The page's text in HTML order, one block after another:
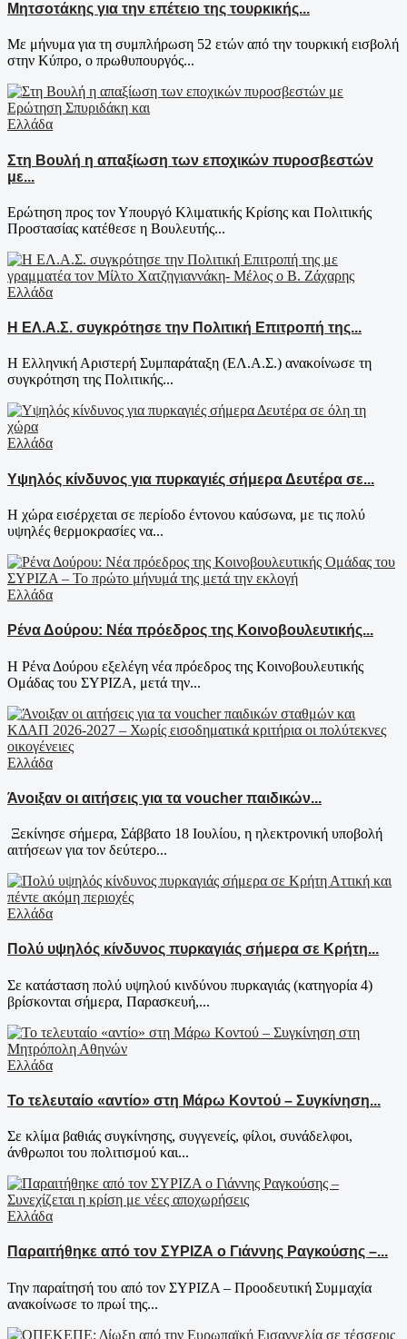
Μητσοτάκης για την επέτειο της τουρκικής...
Με μήνυμα για τη συμπλήρωση 52 ετών από την τουρκική εισβολή
στην Κύπρο, ο πρωθυπουργός...
Ελλάδα
Στη Βουλή η απαξίωση των εποχικών πυροσβεστών
με...
Ερώτηση προς τον Υπουργό Κλιματικής Κρίσης και Πολιτικής
Προστασίας κατέθεσε η Βουλευτής...
Ελλάδα
Η ΕΛ.Α.Σ. συγκρότησε την Πολιτική Επιτροπή της...
Η Ελληνική Αριστερή Συμπαράταξη (ΕΛ.Α.Σ.) ανακοίνωσε τη
συγκρότηση της Πολιτικής...
Ελλάδα
Υψηλός κίνδυνος για πυρκαγιές σήμερα Δευτέρα σε...
Η χώρα εισέρχεται σε περίοδο έντονου καύσωνα, με τις πολύ
υψηλές θερμοκρασίες να...
Ελλάδα
Ρένα Δούρου: Νέα πρόεδρος της Κοινοβουλευτικής...
Η Ρένα Δούρου εξελέγη νέα πρόεδρος της Κοινοβουλευτικής
Ομάδας του ΣΥΡΙΖΑ, μετά την...
Ελλάδα
Άνοιξαν οι αιτήσεις για τα voucher παιδικών...
Ξεκίνησε σήμερα, Σάββατο 18 Ιουλίου, η ηλεκτρονική υποβολή
αιτήσεων για τον δεύτερο...
Ελλάδα
Πολύ υψηλός κίνδυνος πυρκαγιάς σήμερα σε Κρήτη...
Σε κατάσταση πολύ υψηλού κινδύνου πυρκαγιάς (κατηγορία 4)
βρίσκονται σήμερα, Παρασκευή,...
Ελλάδα
Το τελευταίο «αντίο» στη Μάρω Κοντού – Συγκίνηση...
Σε κλίμα βαθιάς συγκίνησης, συγγενείς, φίλοι, συνάδελφοι,
άνθρωποι του πολιτισμού και...
Ελλάδα
Παραιτήθηκε από τον ΣΥΡΙΖΑ ο Γιάννης Ραγκούσης –...
Την παραίτησή του από τον ΣΥΡΙΖΑ – Προοδευτική Συμμαχία
ανακοίνωσε το πρωί της...